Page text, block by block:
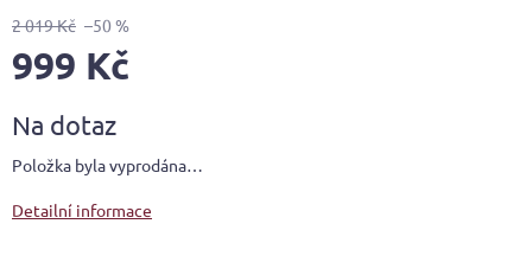
2 019 Kč –50 %
999 Kč
cena:
Na dotaz
Položka byla vyprodána…
Detailní informace